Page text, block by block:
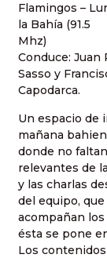
Flamingos –
la Bahía (91.5
Mhz)
Conduce: Juan
Sasso y
Capodarca.
Un espacio de
mañana
donde no
relevantes de
y las charlas
del equipo, que
acompañan
ésta se pone
Los